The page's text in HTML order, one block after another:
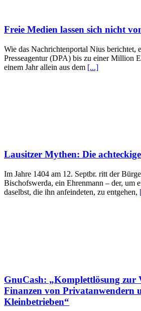
Freie Medien lassen sich nicht
Wie das Nachrichtenportal Nius berichtet,
Presseagentur (DPA) bis zu einer Million
einem Jahr allein aus dem [...]
Lausitzer Mythen: Die
Im Jahre 1404 am 12. Septbr. ritt der
Bischofswerda, ein Ehrenmann – der, um
daselbst, die ihn anfeindeten, zu entgehen,
GnuCash: „Komplettlösung zur
Finanzen von Privatanwendern
Kleinbetrieben“